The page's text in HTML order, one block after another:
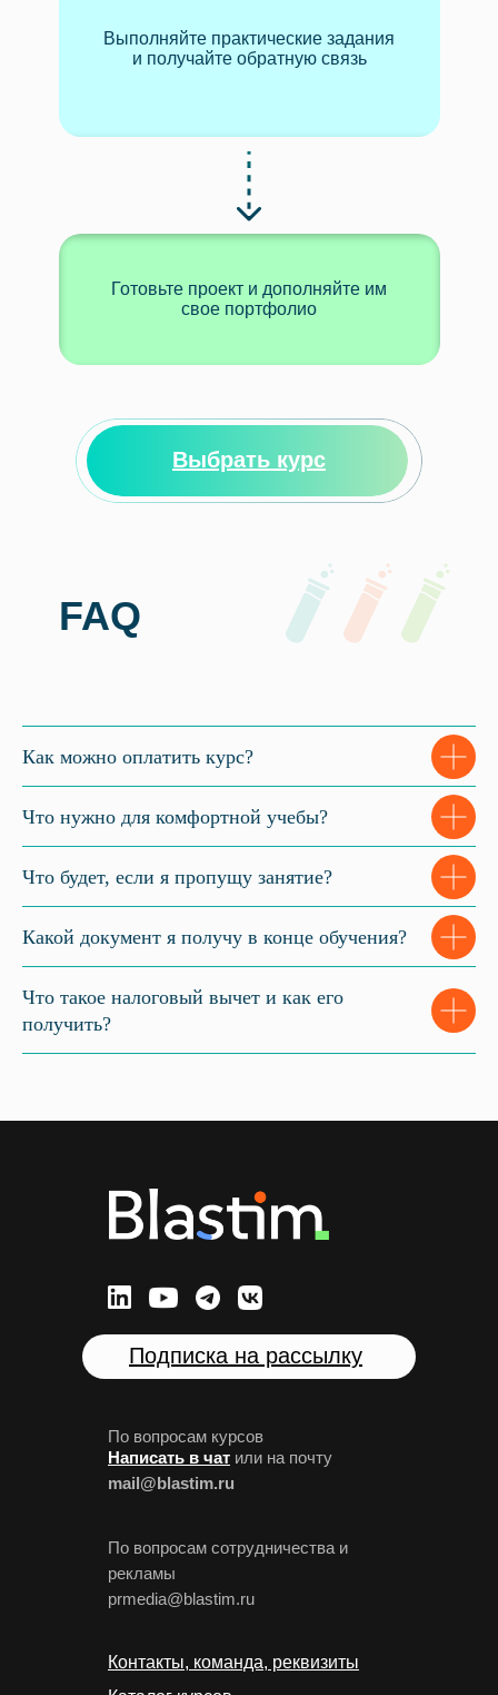
Выполняйте практические задания
и получайте обратную связь
Готовьте проект и дополняйте им
свое портфолио
Выбрать курс
FAQ
Как можно оплатить курс?
Что нужно для комфортной учебы?
Что будет, если я пропущу занятие?
Какой документ я получу в конце обучения?
Что такое налоговый вычет и как его
получить?
Подписка на рассылку
По вопросам курсов
Написать в чат или на почту
mail@blastim.ru
По вопросам сотрудничества и
рекламы
prmedia@blastim.ru
Контакты, команда, реквизиты